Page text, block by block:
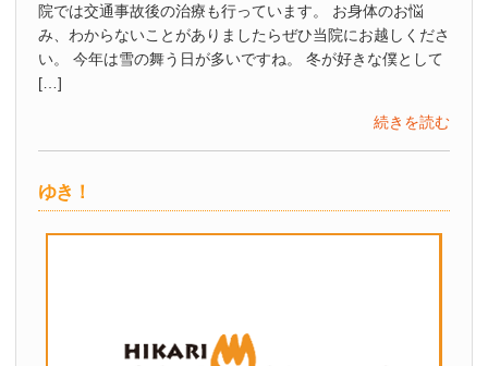
院では交通事故後の治療も行っています。 お身体のお悩
み、わからないことがありましたらぜひ当院にお越しくださ
い。 今年は雪の舞う日が多いですね。 冬が好きな僕として
[…]
続きを読む
ゆき！